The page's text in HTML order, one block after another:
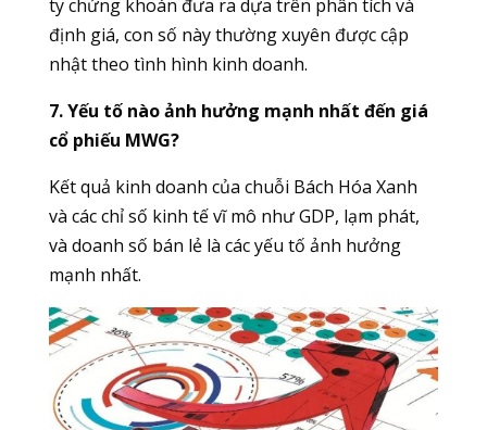
ty chứng khoán đưa ra dựa trên phân tích và
định giá, con số này thường xuyên được cập
nhật theo tình hình kinh doanh.
7. Yếu tố nào ảnh hưởng mạnh nhất đến giá
cổ phiếu MWG?
Kết quả kinh doanh của chuỗi Bách Hóa Xanh
và các chỉ số kinh tế vĩ mô như GDP, lạm phát,
và doanh số bán lẻ là các yếu tố ảnh hưởng
mạnh nhất.